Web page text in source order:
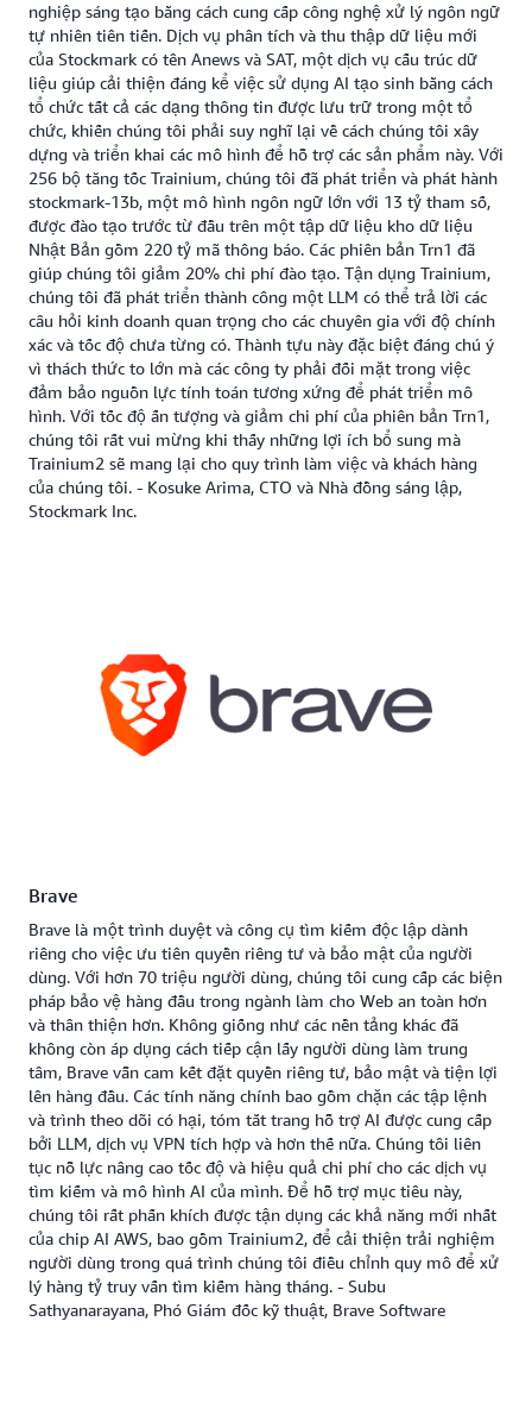
nghiệp sáng tạo bằng cách cung cấp công nghệ xử lý ngôn ngữ
tự nhiên tiên tiến. Dịch vụ phân tích và thu thập dữ liệu mới
của Stockmark có tên Anews và SAT, một dịch vụ cấu trúc dữ
liệu giúp cải thiện đáng kể việc sử dụng AI tạo sinh bằng cách
tổ chức tất cả các dạng thông tin được lưu trữ trong một tổ
chức, khiến chúng tôi phải suy nghĩ lại về cách chúng tôi xây
dựng và triển khai các mô hình để hỗ trợ các sản phẩm này. Với
256 bộ tăng tốc Trainium, chúng tôi đã phát triển và phát hành
stockmark-13b, một mô hình ngôn ngữ lớn với 13 tỷ tham số,
được đào tạo trước từ đầu trên một tập dữ liệu kho dữ liệu
Nhật Bản gồm 220 tỷ mã thông báo. Các phiên bản Trn1 đã
giúp chúng tôi giảm 20% chi phí đào tạo. Tận dụng Trainium,
chúng tôi đã phát triển thành công một LLM có thể trả lời các
câu hỏi kinh doanh quan trọng cho các chuyên gia với độ chính
xác và tốc độ chưa từng có. Thành tựu này đặc biệt đáng chú ý
vì thách thức to lớn mà các công ty phải đối mặt trong việc
đảm bảo nguồn lực tính toán tương xứng để phát triển mô
hình. Với tốc độ ấn tượng và giảm chi phí của phiên bản Trn1,
chúng tôi rất vui mừng khi thấy những lợi ích bổ sung mà
Trainium2 sẽ mang lại cho quy trình làm việc và khách hàng
của chúng tôi. - Kosuke Arima, CTO và Nhà đồng sáng lập,
Stockmark Inc.
Brave
Brave là một trình duyệt và công cụ tìm kiếm độc lập dành
riêng cho việc ưu tiên quyền riêng tư và bảo mật của người
dùng. Với hơn 70 triệu người dùng, chúng tôi cung cấp các biện
pháp bảo vệ hàng đầu trong ngành làm cho Web an toàn hơn
và thân thiện hơn. Không giống như các nền tảng khác đã
không còn áp dụng cách tiếp cận lấy người dùng làm trung
tâm, Brave vẫn cam kết đặt quyền riêng tư, bảo mật và tiện lợi
lên hàng đầu. Các tính năng chính bao gồm chặn các tập lệnh
và trình theo dõi có hại, tóm tắt trang hỗ trợ AI được cung cấp
bởi LLM, dịch vụ VPN tích hợp và hơn thế nữa. Chúng tôi liên
tục nỗ lực nâng cao tốc độ và hiệu quả chi phí cho các dịch vụ
tìm kiếm và mô hình AI của mình. Để hỗ trợ mục tiêu này,
chúng tôi rất phấn khích được tận dụng các khả năng mới nhất
của chip AI AWS, bao gồm Trainium2, để cải thiện trải nghiệm
người dùng trong quá trình chúng tôi điều chỉnh quy mô để xử
lý hàng tỷ truy vấn tìm kiếm hàng tháng. - Subu
Sathyanarayana, Phó Giám đốc kỹ thuật, Brave Software